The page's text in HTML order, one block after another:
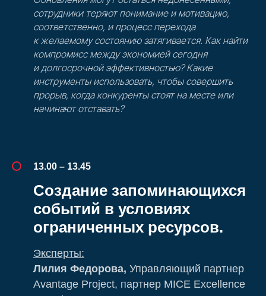
сотрудники теряют понимание и мотивацию,
соответственно, и процесс перехода
к желаемому состоянию затягивается. Как найти
компромисс между экономией сегодня
и долгосрочной эффективностью? Какие
инструменты использовать, чтобы совершить
прорыв, когда конкуренты стоят на месте или
начинают отставать?
13.00 – 13.45
Создание запоминающихся
событий в условиях
ограниченных ресурсов.
Эксперты:
Лилия Федорова, Управляющий партнер
Avantage Project, партнер MICE Excellence